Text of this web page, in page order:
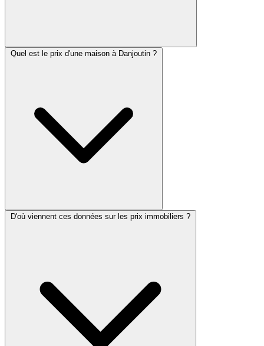
Quel est le prix d'une maison à Danjoutin ?
D'où viennent ces données sur les prix immobiliers ?